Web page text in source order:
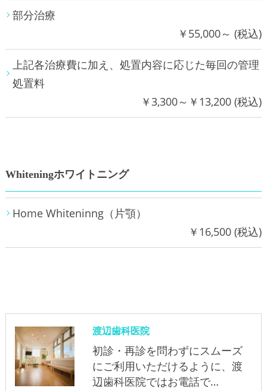
部分治療
￥55,000～ (税込)
上記各治療費に加え、処置内容に応じた毎回の管理
処置料
￥3,300～￥13,200 (税込)
Whiteningホワイトニング
Home Whiteninng（片顎）
￥16,500 (税込)
渡辺歯科医院
初診・再診を問わずにスムーズ
にご利用いただけるように、渡
辺歯科医院ではお電話で…